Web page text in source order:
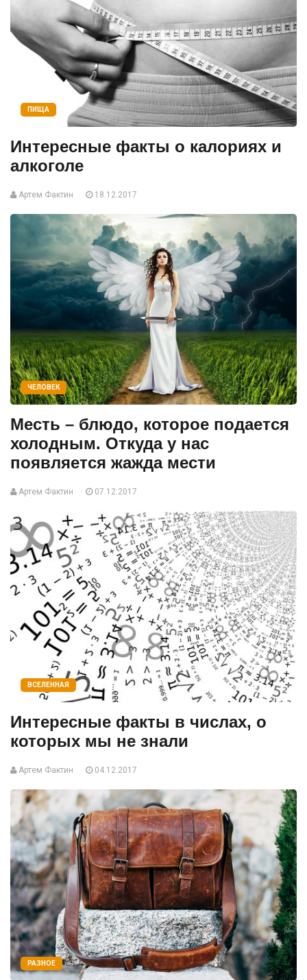
ПИЩА
Интересные факты о калориях и
алкоголе
Артем Фактин 18.12.2017
ЧЕЛОВЕК
Месть – блюдо, которое подается
холодным. Откуда у нас
появляется жажда мести
Артем Фактин 07.12.2017
ВСЕЛЕННАЯ
Интересные факты в числах, о
которых мы не знали
Артем Фактин 04.12.2017
РАЗНОЕ